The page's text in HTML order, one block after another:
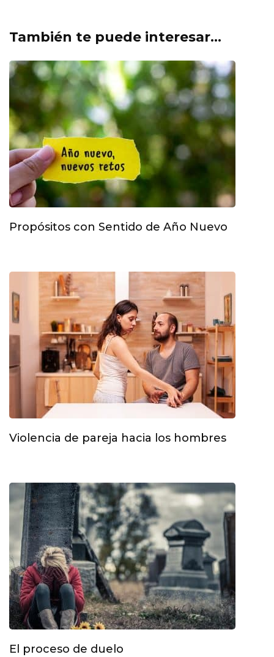
También te puede interesar...
Propósitos con Sentido de Año Nuevo
Violencia de pareja hacia los hombres
El proceso de duelo